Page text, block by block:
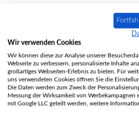
Dichtungsabbinder für
Wir verwenden Cookies
Wir können diese zur Analyse unserer
Webseite zu verbessern, personalisierte Inhalte
großartiges Webseiten-Erlebnis zu bieten. Für
uns verwendeten Cookies öffnen Sie die
Die Daten werden zum Zweck der
Messung der Wirksamkeit von Werbekampagnen
mit Google LLC geteilt werden, weitere